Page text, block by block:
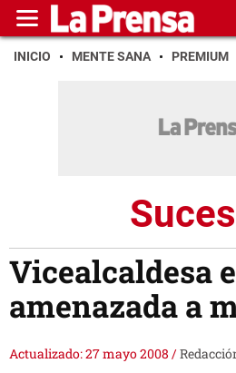
INICIO MENTE SANA PREMIUM
Vicealcaldesa
amenazada a
Actualizado: 27 mayo 2008 /